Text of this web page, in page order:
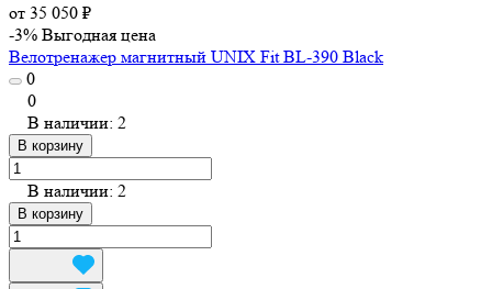
от 35 050 ₽
-3% Выгодная цена
Велотренажер магнитный UNIX Fit BL-390 Black
0
0
В наличии: 2
В корзину
В наличии: 2
В корзину